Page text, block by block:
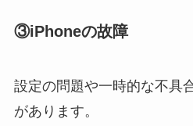
③iPhoneの故障
設定の問題や一時的な不具
があります。